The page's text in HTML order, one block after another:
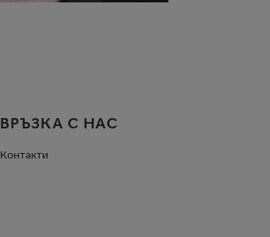
ВРЪЗКА С НАС
Контакти